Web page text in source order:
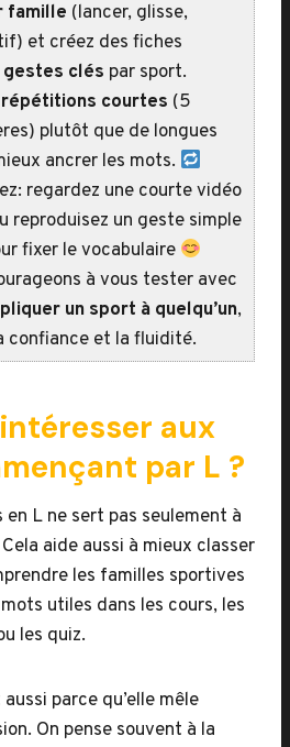
famille (lancer, glisse,
et créez des fiches
gestes clés par sport.
répétitions courtes (5
plutôt que de longues
ancrer les mots.
regardez une courte vidéo
reproduisez un geste simple
fixer le vocabulaire
à vous tester avec
un sport à quelqu’un,
confiance et la fluidité.
aux
par L ?
L ne sert pas seulement à
aide aussi à mieux classer
les familles sportives
utiles dans les cours, les
les quiz.
parce qu’elle mêle
On pense souvent à la